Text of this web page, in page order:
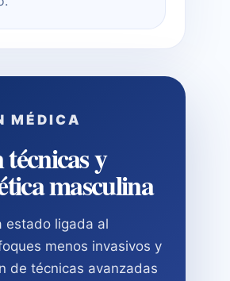
MÉDICA
y
masculina
estado ligada al
menos invasivos y
de técnicas avanzadas